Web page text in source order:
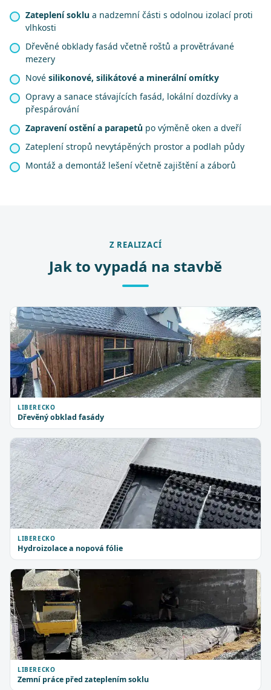
Zateplení soklu a nadzemní části s odolnou izolací proti
vlhkosti
Dřevěné obklady fasád včetně roštů a provětrávané
mezery
Nové silikonové, silikátové a minerální omítky
Opravy a sanace stávajících fasád, lokální dozdívky a
přespárování
Zapravení ostění a parapetů po výměně oken a dveří
Zateplení stropů nevytápěných prostor a podlah půdy
Montáž a demontáž lešení včetně zajištění a záborů
Z REALIZACÍ
Jak to vypadá na stavbě
LIBERECKO
Dřevěný obklad fasády
LIBERECKO
Hydroizolace a nopová fólie
LIBERECKO
Zemní práce před zateplením soklu